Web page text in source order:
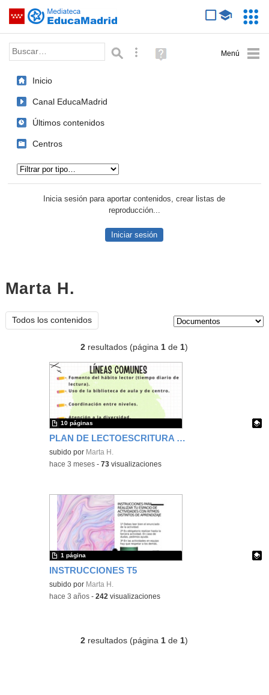
Saltar navegación
Palabra o frase: Búsqueda avanzada
Ayuda
(en
Inicio
Canal EducaMadrid
Últimos contenidos
Centros
Inicia sesión para aportar contenidos, crear listas de
reproducción...
Iniciar sesión
Marta H.
Todos los contenidos
2 resultados (página1 de1)
PLAN DE LECTOESCRITURA CEIP SAN MIGUEL
Contenido educativo.
subido por Marta H.
10 páginas
-hace 3 meses -73 visualizaciones
INSTRUCCIONES T5
Contenido educativo.
subido por Marta H.
1 página
-hace 3 años -242 visualizaciones
2 resultados (página 1 de 1)